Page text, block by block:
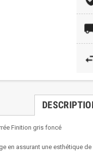
Finition gris foncé
en assurant une esthétique de